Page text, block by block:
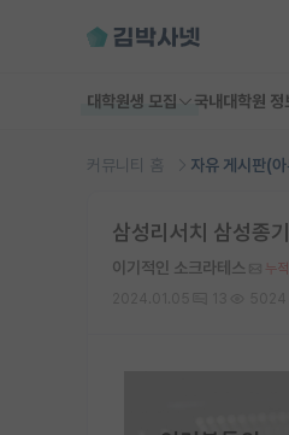
대학원생 모집 국내대학원 정
커뮤니티 홈 자유 게시판(
삼성리서치 삼성종
이기적인 소크라테스
누